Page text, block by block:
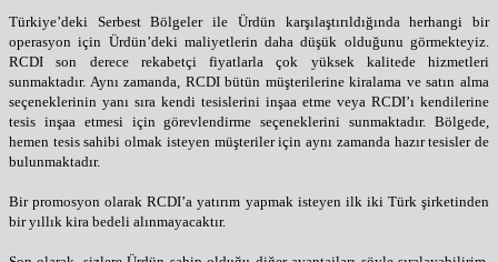
Türkiye’deki Serbest Bölgeler ile Ürdün karşılaştırıldığında herhangi bir
operasyon için Ürdün’deki maliyetlerin daha düşük olduğunu görmekteyiz.
RCDI son derece rekabetçi fiyatlarla çok yüksek kalitede hizmetleri
sunmaktadır. Aynı zamanda, RCDI bütün müşterilerine kiralama ve satın alma
seçeneklerinin yanı sıra kendi tesislerini inşaa etme veya RCDI’ı kendilerine
tesis inşaa etmesi için görevlendirme seçeneklerini sunmaktadır. Bölgede,
hemen tesis sahibi olmak isteyen müşteriler için aynı zamanda hazır tesisler de
bulunmaktadır.
Bir promosyon olarak RCDI’a yatırım yapmak isteyen ilk iki Türk şirketinden
bir yıllık kira bedeli alınmayacaktır.